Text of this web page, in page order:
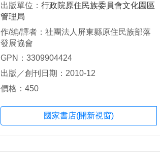
出版單位： 行政院原住民族委員會文化園區
管理局
作/編/譯者：社團法人屏東縣原住民族部落
發展協會
GPN：3309904424
出版／創刊日期：2010-12
價格：450
國家書店(開新視窗)